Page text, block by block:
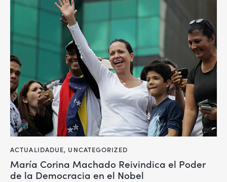
ACTUALIDADUE, UNCATEGORIZED
María Corina Machado Reivindica el Poder
de la Democracia en el Nobel